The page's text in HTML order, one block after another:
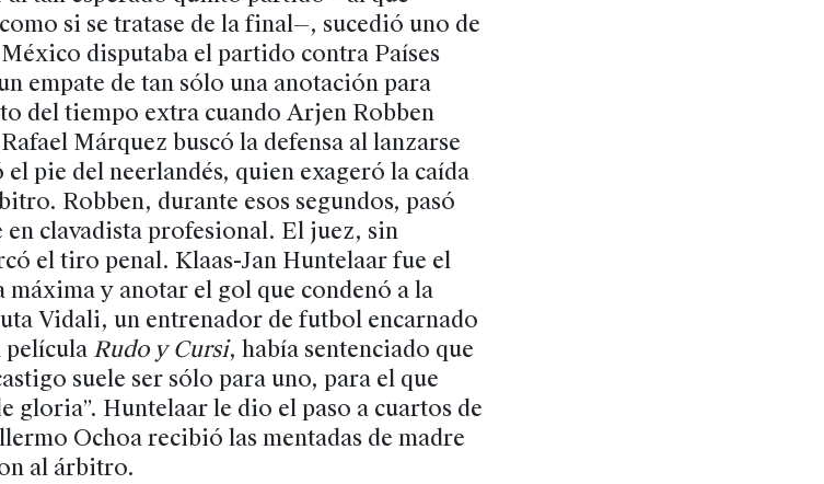
si se tratase de la final—, sucedió uno de
disputaba el partido contra Países
empate de tan sólo una anotación para
del tiempo extra cuando Arjen Robben
Márquez buscó la defensa al lanzarse
pie del neerlandés, quien exageró la caída
Robben, durante esos segundos, pasó
clavadista profesional. El juez, sin
el tiro penal. Klaas-Jan Huntelaar fue el
máxima y anotar el gol que condenó a la
Vidali, un entrenador de futbol encarnado
película Rudo y Cursi, había sentenciado que
suele ser sólo para uno, para el que
gloria”. Huntelaar le dio el paso a cuartos de
Ochoa recibió las mentadas de madre
al árbitro.